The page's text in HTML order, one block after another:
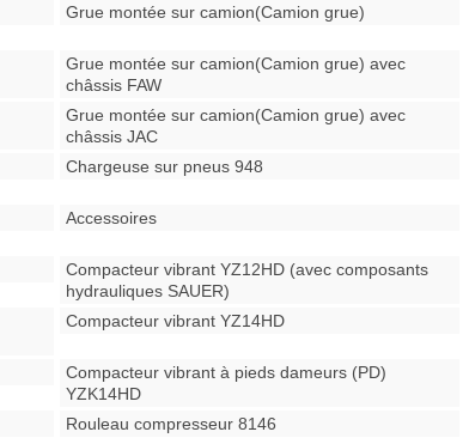
Grue montée sur camion(Camion grue)
Grue montée sur camion(Camion grue) avec
châssis FAW
Grue montée sur camion(Camion grue) avec
châssis JAC
Chargeuse sur pneus 948
Accessoires
Compacteur vibrant YZ12HD (avec composants
hydrauliques SAUER)
Compacteur vibrant YZ14HD
Compacteur vibrant à pieds dameurs (PD)
YZK14HD
Rouleau compresseur 8146